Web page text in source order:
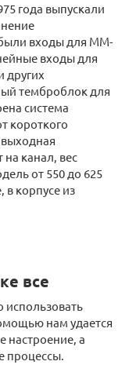
года выпускали
входы для ММ-
входы для
других
темброблок для
система
короткого
канал, вес
от 550 до 625
в корпусе из
все
использовать
нам удается
настроение, а
процессы.